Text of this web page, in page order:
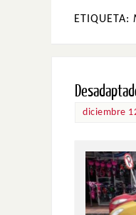
ETIQUETA:
diciembre